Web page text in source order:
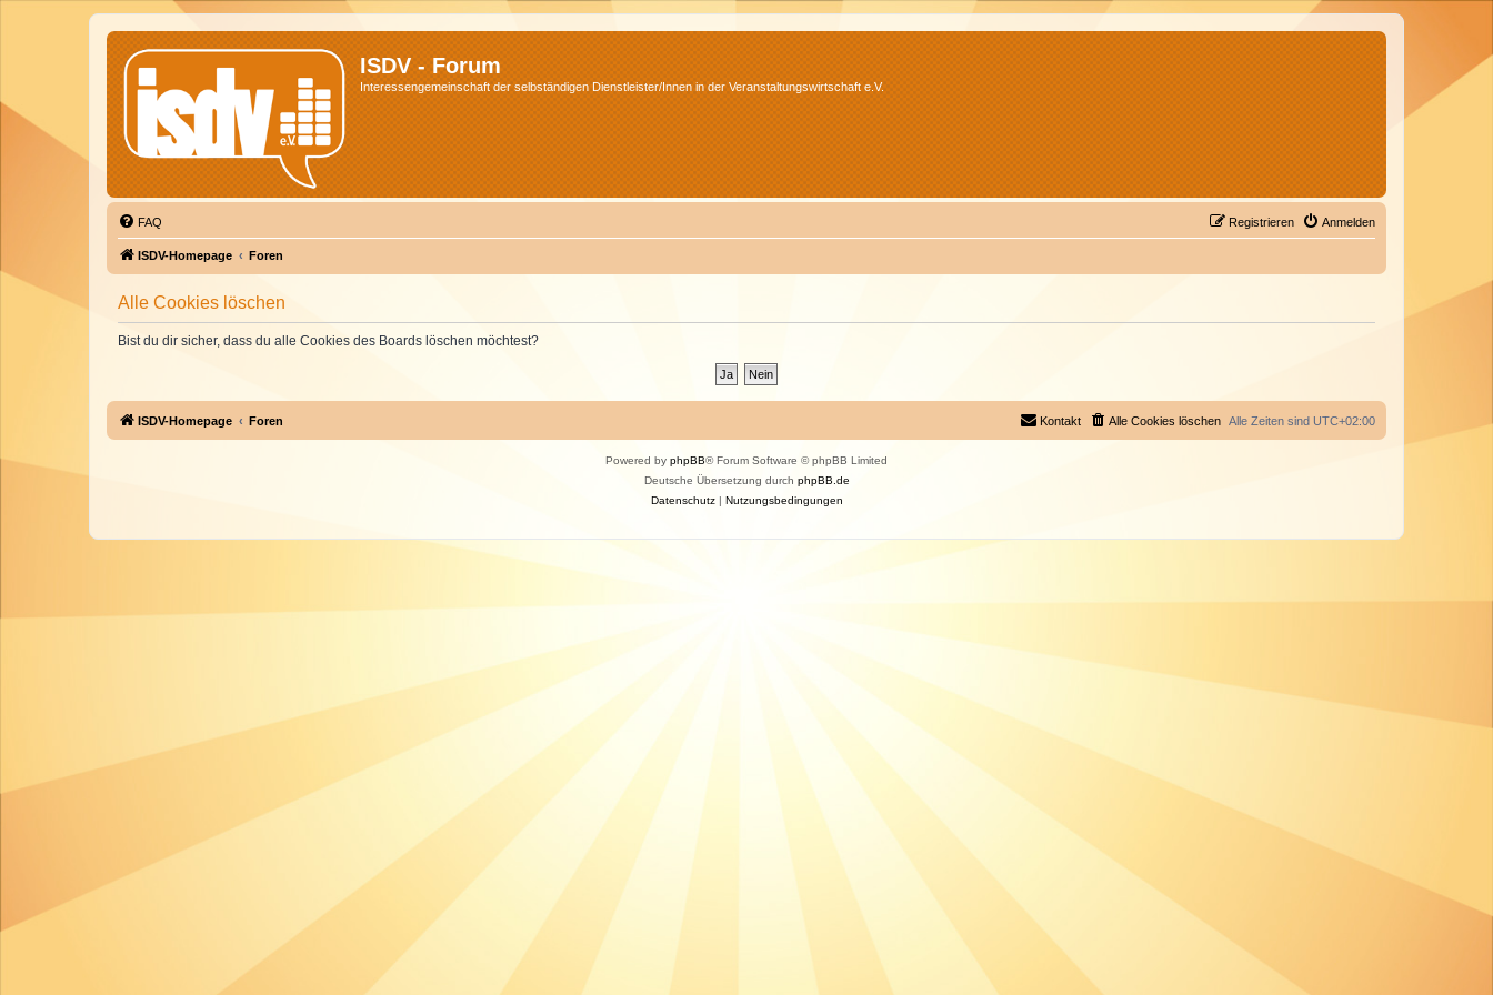
ISDV - Forum
Interessengemeinschaft der selbständigen Dienstleister/Innen in der Veranstaltungswirtschaft e.V.
FAQ Anmelden
Registrieren
ISDV-Homepage Foren
Alle Cookies löschen
Bist du dir sicher, dass du alle Cookies des Boards löschen möchtest?
ISDV-Homepage Foren Alle Zeiten sind UTC+02:00
Alle Cookies löschen
Kontakt
Powered by phpBB® Forum Software © phpBB Limited
Deutsche Übersetzung durch phpBB.de
Datenschutz| Nutzungsbedingungen